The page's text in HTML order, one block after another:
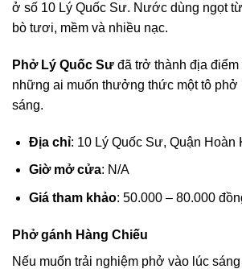
ở số 10 Lý Quốc Sư. Nước dùng ngọt
bò tươi, mềm và nhiều nạc.
Phở Lý Quốc Sư đã trở thành địa
những ai muốn thưởng thức một tô phở
sáng.
Địa chỉ: 10 Lý Quốc Sư, Quận Hoàn
Giờ mở cửa: N/A
Giá tham khảo: 50.000 – 80.000
Phở gánh Hàng Chiếu
Nếu muốn trải nghiệm phở vào lúc